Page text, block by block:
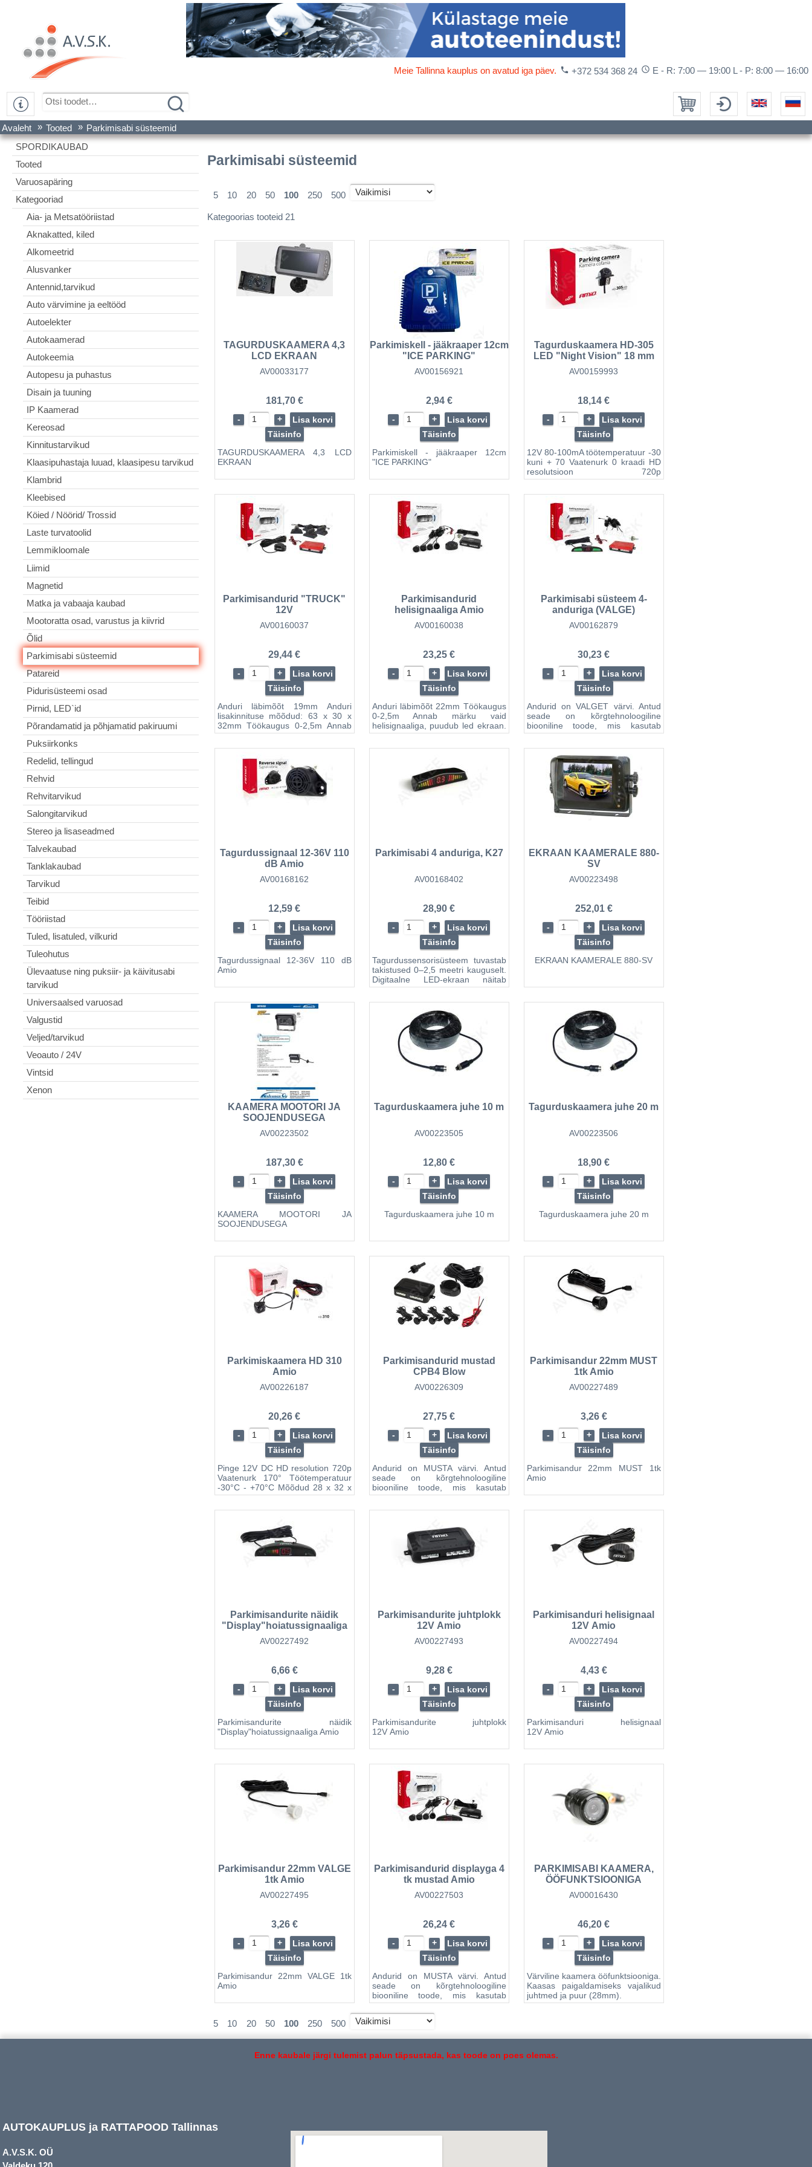
access_time E - R: 7:00 — 19:00 L - P: 8:00 — 16:00
phone +372 534 368 24
Meie Tallinna kauplus on avatud iga päev.
Avaleht » Tooted » Parkimisabi süsteemid
SPORDIKAUBAD
Tooted
Varuosapäring
Kategooriad
Aia- ja Metsatööriistad
Aknakatted, kiled
Alkomeetrid
Alusvanker
Antennid,tarvikud
Auto värvimine ja eeltööd
Autoelekter
Autokaamerad
Autokeemia
Autopesu ja puhastus
Disain ja tuuning
IP Kaamerad
Kereosad
Kinnitustarvikud
Klaasipuhastaja luuad, klaasipesu tarvikud
Klambrid
Kleebised
Köied / Nöörid/ Trossid
Laste turvatoolid
Lemmikloomale
Liimid
Magnetid
Matka ja vabaaja kaubad
Mootoratta osad, varustus ja kiivrid
Õlid
Parkimisabi süsteemid
Patareid
Pidurisüsteemi osad
Pirnid, LED`id
Põrandamatid ja põhjamatid pakiruumi
Puksiirkonks
Redelid, tellingud
Rehvid
Rehvitarvikud
Salongitarvikud
Stereo ja lisaseadmed
Talvekaubad
Tanklakaubad
Tarvikud
Teibid
Tööriistad
Tuled, lisatuled, vilkurid
Tuleohutus
Ülevaatuse ning puksiir- ja käivitusabi
tarvikud
Universaalsed varuosad
Valgustid
Veljed/tarvikud
Veoauto / 24V
Vintsid
Xenon
Parkimisabi süsteemid
5 10 20 50 100 250 500
Kategoorias tooteid 21
TAGURDUSKAAMERA 4,3
LCD EKRAAN
AV00033177
181,70 €
- +
Lisa korvi
Täisinfo
TAGURDUSKAAMERA 4,3 LCD
EKRAAN
Parkimiskell - jääkraaper 12cm
"ICE PARKING"
AV00156921
2,94 €
- +
Lisa korvi
Täisinfo
Parkimiskell - jääkraaper 12cm
"ICE PARKING"
Tagurduskaamera HD-305
LED "Night Vision" 18 mm
AV00159993
18,14 €
- +
Lisa korvi
Täisinfo
12V 80-100mA töötemperatuur -30
kuni + 70 Vaatenurk 0 kraadi HD
resolutsioon 720p
Tagurduskaamera Öövaade Led
Parkimisandurid "TRUCK"
12V
AV00160037
29,44 €
- +
Lisa korvi
Täisinfo
Anduri läbimõõt 19mm Anduri
lisakinnituse mõõdud: 63 x 30 x
32mm Töökaugus 0-2,5m Annab
märku vaid helisignaaliga, puudub
toode, mis kasutab toimimisel
väljasaadetavaid laineid, ning
suudab nende tagasipeegelduste
kaudu mõõta kaugust takistusteni.
Parkimisandurid
helisignaaliga Amio
AV00160038
23,25 €
- +
Lisa korvi
Täisinfo
Anduri läbimõõt 22mm Töökaugus
0-2,5m Annab märku vaid
helisignaaliga, puudub led ekraan.
Antud seade on kõrgtehnoloogiline
tagasipeegelduste kaudu mõõta
kaugust takistusteni. Juhti
hoiatatakse kolme moodusega :
Parkimisabi süsteem 4-
anduriga (VALGE)
digitablooga AMIO
AV00162879
30,23 €
- +
Lisa korvi
Täisinfo
Andurid on VALGET värvi. Antud
seade on kõrgtehnoloogiline
biooniline toode, mis kasutab
toimimisel väljasaadetavaid laineid,
tagasipeegelduste kaudu mõõta
kaugust takistusteni. Juhti
hoiatatakse kolme moodusega :
digitablool kuvatakse kaugus
takistuseni ( täpsusega
sentimeetrites ), süttinud diood
näitab takistuse suunda: L-
Tagurdussignaal 12-36V 110
dB Amio
AV00168162
12,59 €
- +
Lisa korvi
Täisinfo
Tagurdussignaal 12-36V 110 dB
Amio
Parkimisabi 4 anduriga, K27
AV00168402
28,90 €
- +
Lisa korvi
Täisinfo
Tagurdussensorisüsteem tuvastab
takistused 0–2,5 meetri kauguselt.
Digitaalne LED-ekraan näitab
kaugust numbrites ja värvides.
sisse-välja lülitatav. Andurid
ülevärvitavad. Sisaldab
puuriotsikut andurite
paigaldamiseks. E13 , CE-märgis.
Tehnilised andmed: nimipinge 12
V, nimivool 20 -200 mA, tööpinge 9
- 16 V DC, tuvastamiskaugus 0 -
EKRAAN KAAMERALE 880-
SV
AV00223498
252,01 €
- +
Lisa korvi
Täisinfo
EKRAAN KAAMERALE 880-SV
KAAMERA MOOTORI JA
SOOJENDUSEGA
AV00223502
187,30 €
- +
Lisa korvi
Täisinfo
KAAMERA MOOTORI JA
SOOJENDUSEGA
Tagurduskaamera juhe 10 m
AV00223505
12,80 €
- +
Lisa korvi
Täisinfo
Tagurduskaamera juhe 10 m
Tagurduskaamera juhe 20 m
AV00223506
18,90 €
- +
Lisa korvi
Täisinfo
Tagurduskaamera juhe 20 m
Parkimiskaamera HD 310
Amio
AV00226187
20,26 €
- +
Lisa korvi
Täisinfo
Pinge 12V DC HD resolution 720p
Vaatenurk 170° Töötemperatuur
-30°C - +70°C Mõõdud 28 x 32 x
24mm
Parkimisandurid mustad
CPB4 Blow
AV00226309
27,75 €
- +
Lisa korvi
Täisinfo
Andurid on MUSTA värvi. Antud
seade on kõrgtehnoloogiline
biooniline toode, mis kasutab
toimimisel väljasaadetavaid laineid,
kaugust takistusteni. Juhti
hoiatatakse kolme moodusega :
digitablool kuvatakse kaugus
takistuseni ( täpsusega
sentimeetrites ), süttinud diood
Parkimisandur 22mm MUST
1tk Amio
AV00227489
3,26 €
- +
Lisa korvi
Täisinfo
Parkimisandur 22mm MUST 1tk
Amio
Parkimisandurite näidik
"Display"hoiatussignaaliga
Amio
AV00227492
6,66 €
- +
Lisa korvi
Täisinfo
Parkimisandurite näidik
"Display"hoiatussignaaliga Amio
Parkimisandurite juhtplokk
12V Amio
AV00227493
9,28 €
- +
Lisa korvi
Täisinfo
Parkimisandurite juhtplokk
12V Amio
Parkimisanduri helisignaal
12V Amio
AV00227494
4,43 €
- +
Lisa korvi
Täisinfo
Parkimisanduri helisignaal
12V Amio
Parkimisandur 22mm VALGE
1tk Amio
AV00227495
3,26 €
- +
Lisa korvi
Täisinfo
Parkimisandur 22mm VALGE 1tk
Amio
Parkimisandurid displayga 4
tk mustad Amio
AV00227503
26,24 €
- +
Lisa korvi
Täisinfo
Andurid on MUSTA värvi. Antud
seade on kõrgtehnoloogiline
biooniline toode, mis kasutab
toimimisel väljasaadetavaid laineid,
ning suudab nende
tagasipeegelduste kaudu mõõta
digitablool kuvatakse kaugus
takistuseni ( täpsusega
PARKIMISABI KAAMERA,
ÖÖFUNKTSIOONIGA
AV00016430
46,20 €
- +
Lisa korvi
Täisinfo
Värviline kaamera ööfunktsiooniga.
Kaasas paigaldamiseks vajalikud
juhtmed ja puur (28mm).
5 10 20 50 100 250 500
Enne kaubale järgi tulemist palun täpsustada, kas toode on poes olemas.
AUTOKAUPLUS ja RATTAPOOD Tallinnas
A.V.S.K. OÜ